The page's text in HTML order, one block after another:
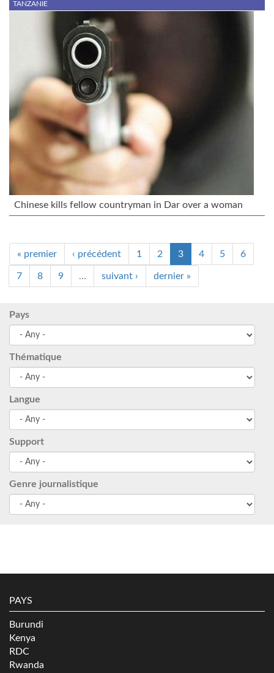
TANZANIE
Chinese kills fellow countryman in Dar over a woman
« premier ‹ précédent 1 2 3 4 5 6
7 8 9 … suivant › dernier »
Pays
Thématique
Langue
Support
Genre journalistique
PAYS
Burundi
Kenya
RDC
Rwanda